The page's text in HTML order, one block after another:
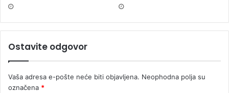
Ostavite odgovor
Vaša adresa e-pošte neće biti objavljena. Neophodna polja su
označena *